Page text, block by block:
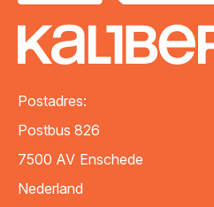
Postadres:
Postbus 826
7500 AV Enschede
Nederland